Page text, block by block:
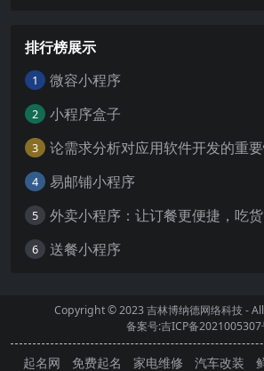
排行榜展示
1 微容小程序
2 小程序盒子
3 论需求分析对应用软件开发的重
4 易邮铺小程序
5 外卖小程序：让订餐更便捷，吃
6 送餐小程序
Copyright © 2023吉林博纳德网络科技-
备案号:吉ICP备2021005307
起名网 免费起名 家电维修 汽车改装